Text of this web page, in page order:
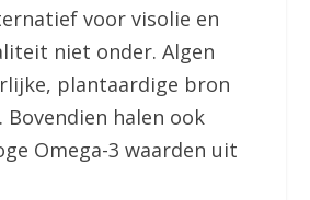
voor visolie en
niet onder. Algen
plantaardige bron
Bovendien halen ook
Omega-3 waarden uit